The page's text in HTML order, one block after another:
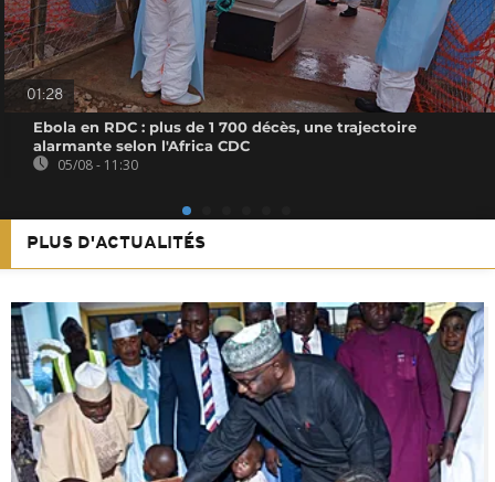
01:28
Ebola en RDC : plus de 1 700 décès, une trajectoire
alarmante selon l'Africa CDC
05/08 - 11:30
PLUS D'ACTUALITÉS